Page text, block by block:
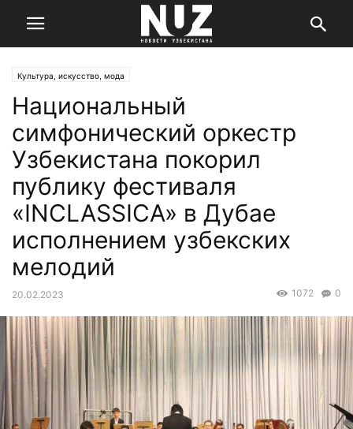
Культура, искусство, мода
Национальный
симфонический оркестр
Узбекистана покорил
публику фестиваля
«INCLASSICA» в Дубае
исполнением узбекских
мелодий
20.02.2023 0
1072